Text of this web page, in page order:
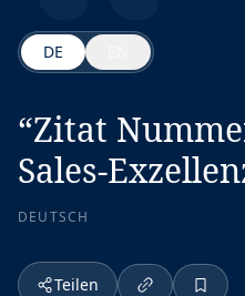
DE
“Zitat
Sales-
DEUTSCH
Teilen